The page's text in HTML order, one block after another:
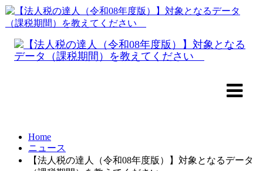
Home
ニュース
【法人税の達人（令和08年度版）】対象となるデータ